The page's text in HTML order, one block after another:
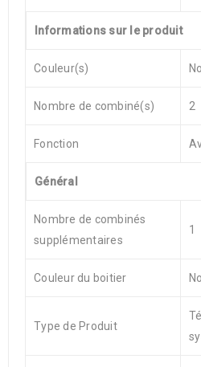
Informations sur le produit
Couleur(s)
Nombre de combiné(s) 2
Fonction
Général
Nombre de combinés
supplémentaires
1
Couleur du boitier
Type de Produit